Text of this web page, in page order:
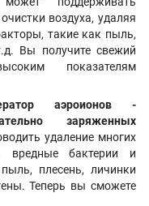
воздуха, удаляя
такие как пыль,
Вы получите свежий
показателям
аэроионов -
заряженных
удаление многих
вредные бактерии и
плесень, личинки
Теперь вы сможете